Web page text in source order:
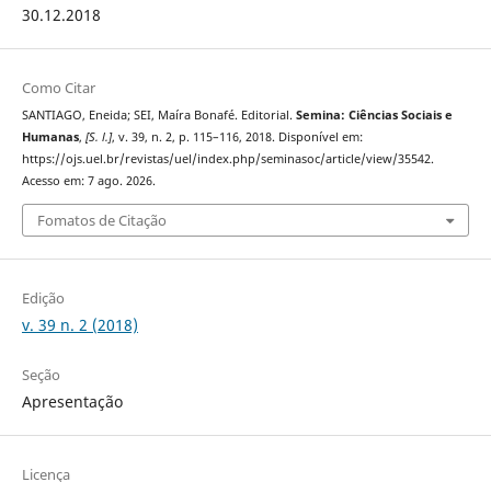
30.12.2018
Como Citar
SANTIAGO, Eneida; SEI, Maíra Bonafé. Editorial. Semina: Ciências Sociais e
Humanas, [S. l.], v. 39, n. 2, p. 115–116, 2018. Disponível em:
https://ojs.uel.br/revistas/uel/index.php/seminasoc/article/view/35542.
Acesso em: 7 ago. 2026.
Fomatos de Citação
Edição
v. 39 n. 2 (2018)
Seção
Apresentação
Licença